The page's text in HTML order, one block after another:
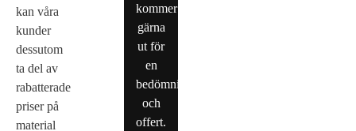
kan våra
kunder
dessutom
ta del av
rabatterade
priser på
material
kommer
gärna
ut för
en
bedömning
och
offert.